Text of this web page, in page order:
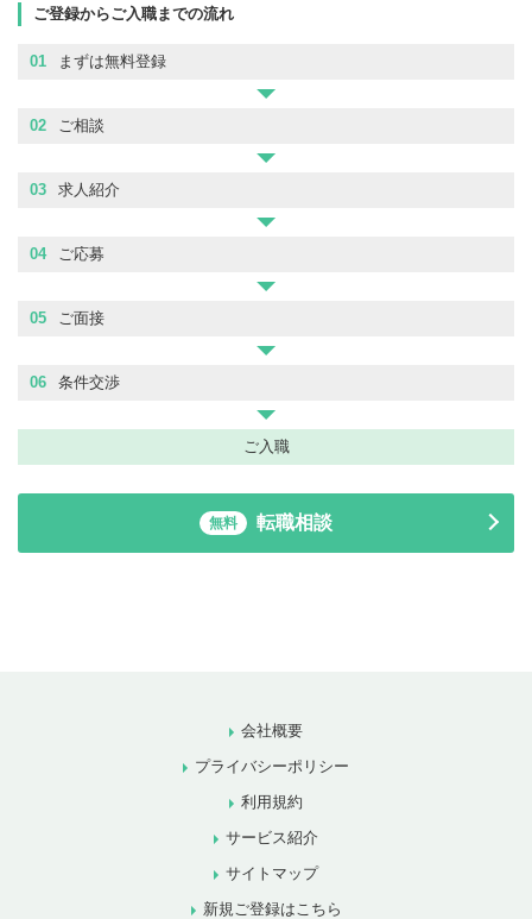
ご登録からご入職までの流れ
01 まずは無料登録
02 ご相談
03 求人紹介
04 ご応募
05 ご面接
06 条件交渉
ご入職
無料 転職相談
会社概要
プライバシーポリシー
利用規約
サービス紹介
サイトマップ
新規ご登録はこちら